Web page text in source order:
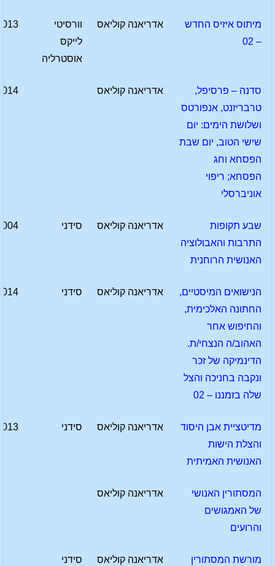
מיתוס איזיס החדש
– 02
אדריאנה קוליאס
וורסיטי
לייקס
אוסטרליה
סדנה – פרסיפל,
טרבריזנט, אנפורטס
ושלושת הימים: יום
שישי הטוב, יום שבת
הפסחא וחג
הפסחא; ריפוי
אוניברסלי
אדריאנה קוליאס
שבע תקופות
התרבות והאבולוציה
האנושית הרוחנית
אדריאנה קוליאס סידני
הנישואים המיסטיים,
החתונה האלכימית,
והחיפוש אחר
האהוב/ה הנצחי/ת.
הדינמיקה של זכר
ונקבה בחניכה והצל
שלה בזמננו – 02
אדריאנה קוליאס סידני
מדיטציית אבן היסוד
והצלת הישות
האנושית האמיתית
אדריאנה קוליאס סידני
המסתורין האנושי
של האמגושים
והרועים
אדריאנה קוליאס
מורשת המסתורין
אדריאנה קוליאס סידני